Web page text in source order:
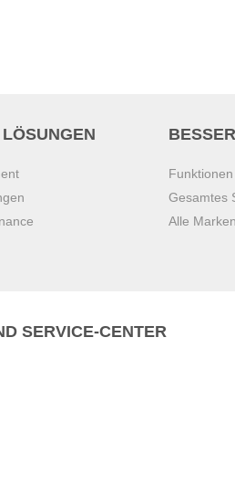
Gesamtes
Alle Marken
SERVICE-CENTER